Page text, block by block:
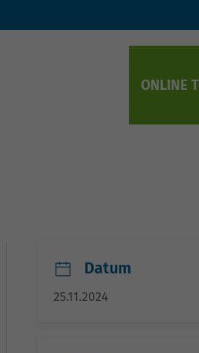
ONLINE
Datum
25.11.2024